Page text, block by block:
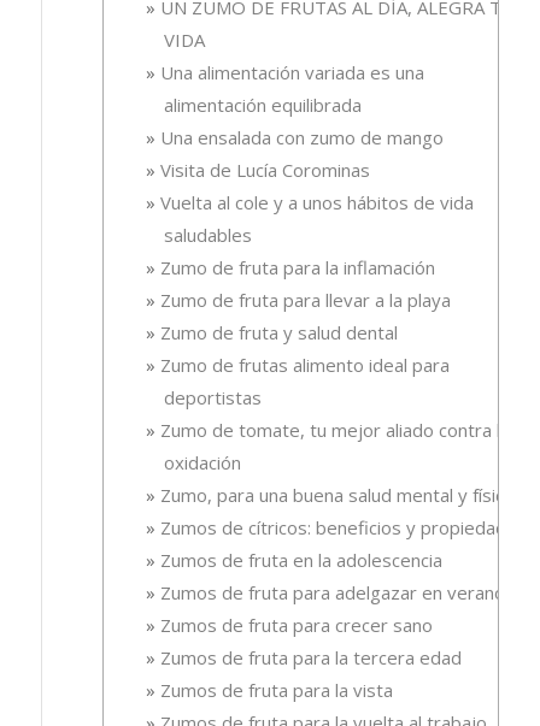
UN ZUMO DE FRUTAS AL DÍA, ALEGRA TU
VIDA
Una alimentación variada es una
alimentación equilibrada
Una ensalada con zumo de mango
Visita de Lucía Corominas
Vuelta al cole y a unos hábitos de vida
saludables
Zumo de fruta para la inflamación
Zumo de fruta para llevar a la playa
Zumo de fruta y salud dental
Zumo de frutas alimento ideal para
deportistas
Zumo de tomate, tu mejor aliado contra la
oxidación
Zumo, para una buena salud mental y física
Zumos de cítricos: beneficios y propiedades
Zumos de fruta en la adolescencia
Zumos de fruta para adelgazar en verano
Zumos de fruta para crecer sano
Zumos de fruta para la tercera edad
Zumos de fruta para la vista